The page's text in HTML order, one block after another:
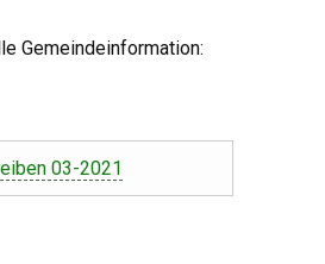
Gemeindeinformation:
03-2021